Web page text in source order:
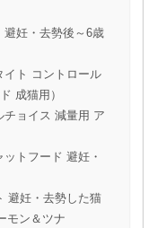
避妊・去勢後～6歳
イト コントロール
成猫用）
チョイス 減量用 ア
トフード 避妊・
避妊・去勢した猫
モン＆ツナ